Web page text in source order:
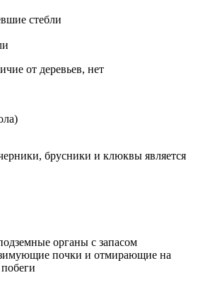
стебли
от деревьев, нет
брусники и клюквы является
органы с запасом
почки и отмирающие на